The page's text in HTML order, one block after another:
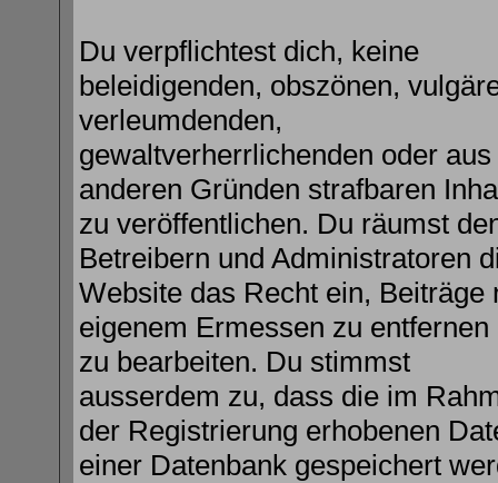
Du verpflichtest dich, keine
beleidigenden, obszönen,
verleumdenden,
gewaltverherrlichenden oder aus
anderen Gründen strafbaren
zu veröffentlichen. Du räumst
Betreibern und Administratoren
Website das Recht ein, Beiträge
eigenem Ermessen zu entfernen
zu bearbeiten. Du stimmst
ausserdem zu, dass die im
der Registrierung erhobenen
einer Datenbank gespeichert